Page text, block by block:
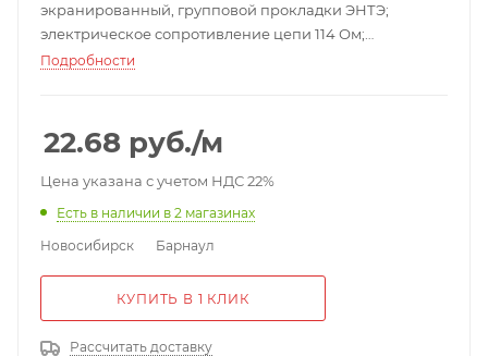
экранированный, групповой прокладки ЭНТЭ;
электрическое сопротивление цепи 114 Ом;
электрическое сопротивление изоляции жил
жилами 1,4/1,0 кВ/1мин; коэффициент затухания на
частоте 1000 Гц 1,9 дБ/1 км; наружный размер кабеля
5,89 мм; расчетная масса кабеля 37,24 кг/км.
Подробности
22.68 руб./м
Цена указана с учетом НДС 22%
Есть в наличии в 2 магазинах
Новосибирск
Барнаул
КУПИТЬ В 1 КЛИК
Рассчитать доставку